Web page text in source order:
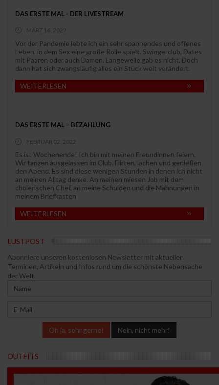
DAS ERSTE MAL - DER LIVESTREAM
MÄRZ 16, 2022
Vor der Pandemie lebte ich ein sehr spannendes und offenes
Leben, in dem Sex eine große Rolle spielt. Swingerclub, Dates
mit Paaren oder auch Damen. Langeweile gab es nicht. Doch
dann hat sich zwangsläufig alles ein Stück weit verändert.
WEITERLESEN
DAS ERSTE MAL – BEZAHLUNG
FEBRUAR 02, 2022
Es ist Wochenende! Ich bin mit meinen Freundinnen feiern.
Wir tanzen ausgelassen im Club. Flirten, lachen und genießen
den Abend. Es sind diese wenigen Stunden in denen ich nicht
an meinen Alltag denke. An meinen miesen Job mit dem
cholerischen Chef, an meine Schulden und die Mahnungen in
meinem Briefkasten
WEITERLESEN
LUSTPOST
Abonniere unseren kostenlosen Newsletter mit aktuellen
Terminen, Artikeln und Infos rund um die schönste Nebensache
der Welt.
OUTFITS